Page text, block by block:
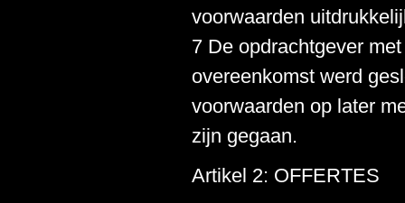
voorwaarden
7 De opdrachtgever
overeenkomst werd
voorwaarden op later
zijn gegaan.
Artikel 2: OFFERTES